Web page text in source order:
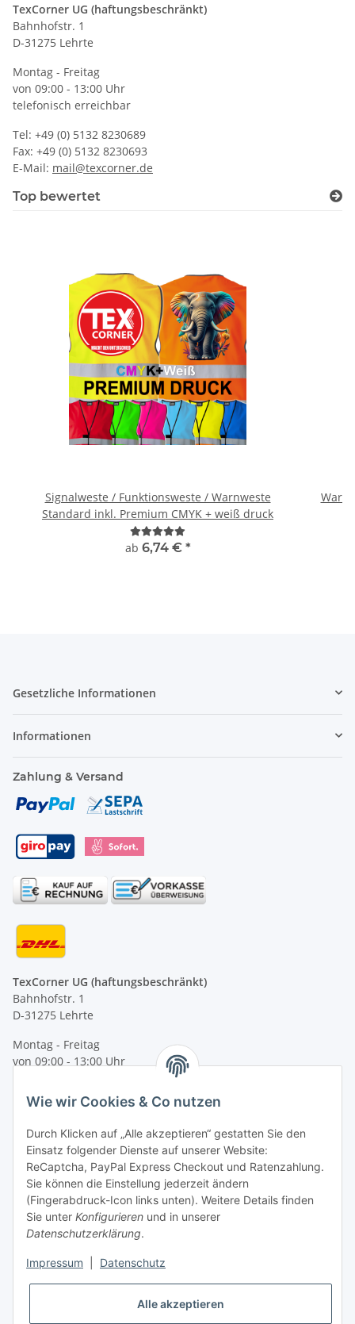
TexCorner UG (haftungsbeschränkt)
Bahnhofstr. 1
D-31275 Lehrte
Montag - Freitag
von 09:00 - 13:00 Uhr
telefonisch erreichbar
Tel: +49 (0) 5132 8230689
Fax: +49 (0) 5132 8230693
E-Mail: mail@texcorner.de
Top bewertet
Signalweste / Funktionsweste / Warnweste
Standard inkl. Premium CMYK + weiß druck
ab 6,74 € *
Gesetzliche Informationen
Informationen
Zahlung & Versand
TexCorner UG (haftungsbeschränkt)
Bahnhofstr. 1
D-31275 Lehrte
Montag - Freitag
von 09:00 - 13:00 Uhr
Tel: +49 (0) 5132 8230689
E-Mail:mail@texcorner.de
Vertrag widerrufen
Wie wir Cookies & Co nutzen
Durch Klicken auf „Alle akzeptieren“ gestatten Sie den
Einsatz folgender Dienste auf unserer Website:
ReCaptcha, PayPal Express Checkout und Ratenzahlung.
Sie können die Einstellung jederzeit ändern
(Fingerabdruck-Icon links unten). Weitere Details finden
Sie unter Konfigurieren und in unserer
Datenschutzerklärung.
Impressum Datenschutz
Alle akzeptieren